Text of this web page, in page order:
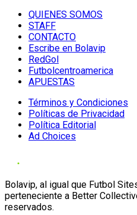
QUIENES SOMOS
STAFF
CONTACTO
Escribe en Bolavip
RedGol
Futbolcentroamerica
APUESTAS
Términos y Condiciones
Políticas de Privacidad
Política Editorial
Ad Choices
Bolavip, al igual que Futbol
perteneciente a Better
reservados.